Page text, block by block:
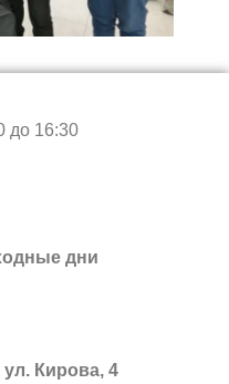
до 16:30
дни
Кирова, 4